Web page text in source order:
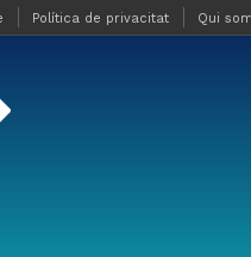
Política de privacitat Qui som